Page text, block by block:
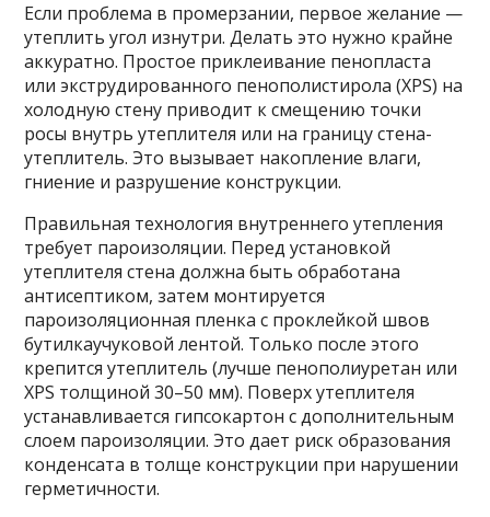
Если проблема в промерзании, первое желание —
утеплить угол изнутри. Делать это нужно крайне
аккуратно. Простое приклеивание пенопласта
или экструдированного пенополистирола (XPS) на
холодную стену приводит к смещению точки
росы внутрь утеплителя или на границу стена-
утеплитель. Это вызывает накопление влаги,
гниение и разрушение конструкции.
Правильная технология внутреннего утепления
требует пароизоляции. Перед установкой
утеплителя стена должна быть обработана
антисептиком, затем монтируется
пароизоляционная пленка с проклейкой швов
бутилкаучуковой лентой. Только после этого
крепится утеплитель (лучше пенополиуретан или
XPS толщиной 30–50 мм). Поверх утеплителя
устанавливается гипсокартон с дополнительным
слоем пароизоляции. Это дает риск образования
конденсата в толще конструкции при нарушении
герметичности.